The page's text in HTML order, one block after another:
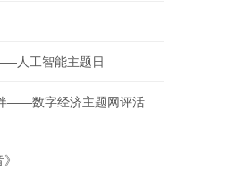
人工智能主题日
——数字经济主题网评活